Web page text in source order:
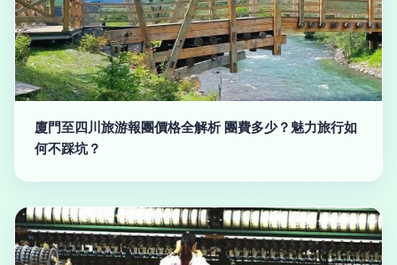
廈門至四川旅游報團價格全解析 團費多少？魅力旅行如
何不踩坑？